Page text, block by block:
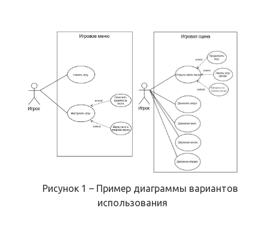
Рисунок 1 – Пример диаграммы вариантов
использования